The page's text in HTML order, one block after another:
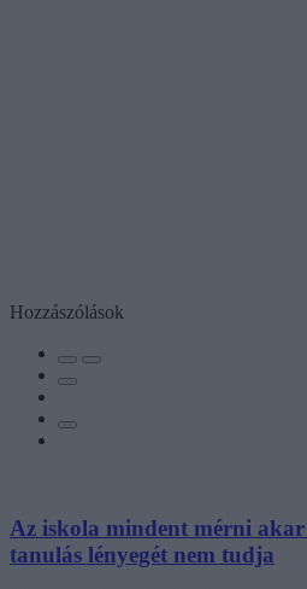
Hozzászólások
Az iskola mindent mérni akar
tanulás lényegét nem tudja